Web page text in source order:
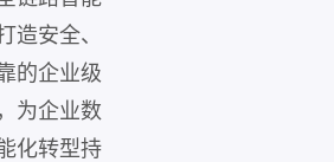
造安全、
的企业级
为企业数
化转型持